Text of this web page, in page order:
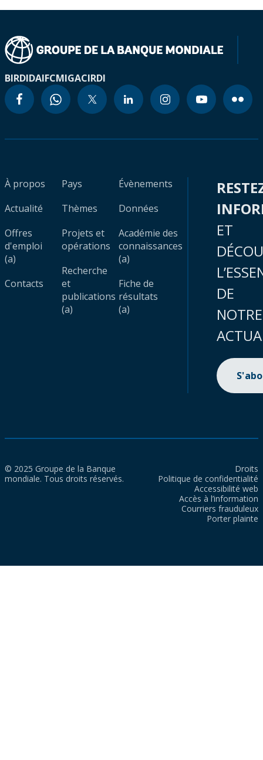
BIRDIDAIFCMIGACIRDI
À propos
Actualité
Offres
d'emploi
(a)
Contacts
Pays
Thèmes
Projets et
opérations
Recherche
et
publications
(a)
Évènements
Données
Académie des
connaissances
(a)
Fiche de
résultats
(a)
ET
DE
NOTRE
© 2025 Groupe de la Banque
mondiale. Tous droits réservés.
Droits
Politique de confidentialité
Accessibilité web
Accès à l’information
Courriers frauduleux
Porter plainte